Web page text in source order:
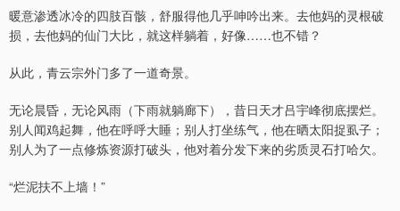
暖意渗透冰冷的四肢百骸，舒服得他几乎呻吟出来。去他妈的灵根破
损，去他妈的仙门大比，就这样躺着，好像……也不错？
从此，青云宗外门多了一道奇景。
无论晨昏，无论风雨（下雨就躺廊下），昔日天才吕宇峰彻底摆烂。
别人闻鸡起舞，他在呼呼大睡；别人打坐练气，他在晒太阳捉虱子；
别人为了一点修炼资源打破头，他对着分发下来的劣质灵石打哈欠。
“烂泥扶不上墙！”